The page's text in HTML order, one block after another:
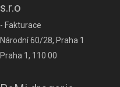
s.r.o
- Fakturace
Národní 60/28, Praha 1
Praha 1, 110 00